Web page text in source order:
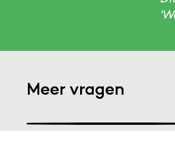
Meer vragen
Functionele cookies
Noodzakelijk om de website laten
Analystische cookies